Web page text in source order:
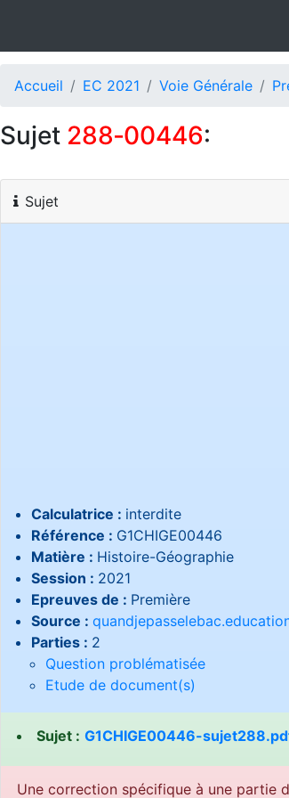
Accueil EC 2021 Voie Générale
Sujet 288‑00446:
Sujet
Calculatrice : interdite
Référence : G1CHIGE00446
Matière : Histoire-Géographie
Session : 2021
Epreuves de : Première
Source :
Parties : 2
Question problématisée
Etude de document(s)
Sujet : G1CHIGE00446-
Une correction spécifique à une partie